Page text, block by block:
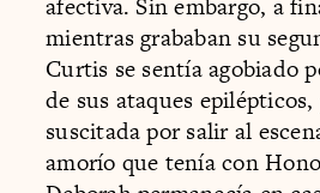
afectiva. Sin embargo, a
mientras grababan su
Curtis se sentía agobiado
de sus ataques
suscitada por salir al
amorío que tenía con